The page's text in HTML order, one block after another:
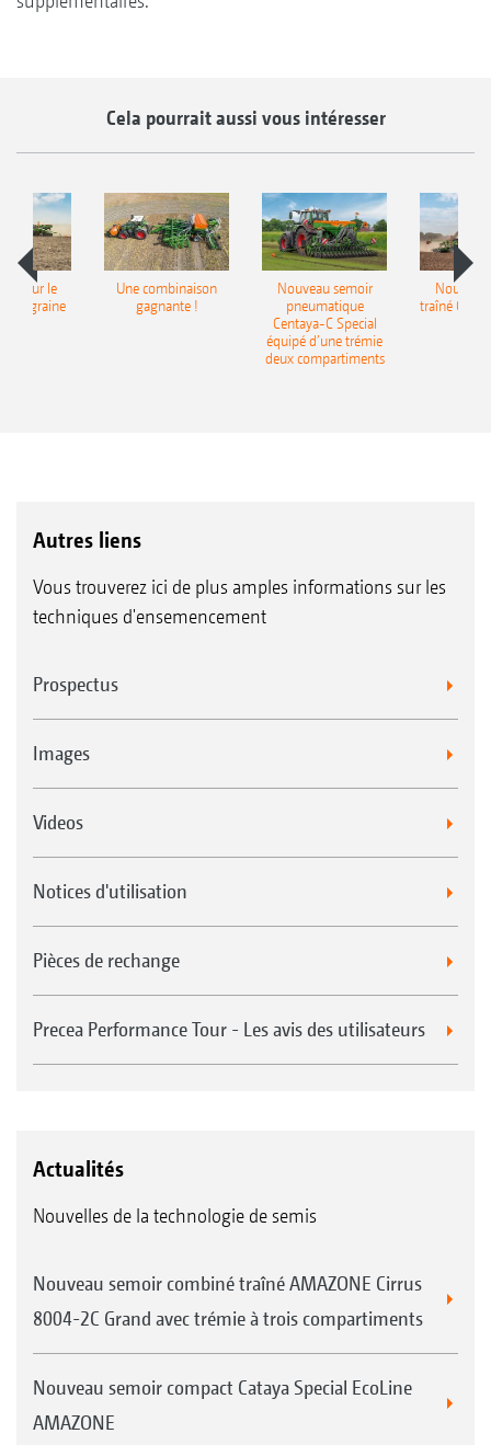
Cela pourrait aussi vous intéresser
pour le
Une combinaison
gagnante !
Nouveau semoir
pneumatique
Centaya-C Special
équipé d’une trémie
deux compartiments
traîné
Autres liens
Vous trouverez ici de plus amples informations sur les
techniques d'ensemencement
Prospectus
Images
Videos
Notices d'utilisation
Pièces de rechange
Precea Performance Tour - Les avis des utilisateurs
Actualités
Nouvelles de la technologie de semis
Nouveau semoir combiné traîné AMAZONE Cirrus
8004-2C Grand avec trémie à trois compartiments
Nouveau semoir compact Cataya Special EcoLine
AMAZONE